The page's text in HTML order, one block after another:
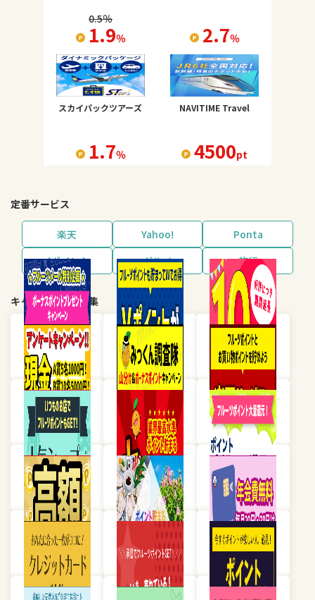
0.5％
1.9％ 2.7％
スカイパックツアーズ
1.7％
NAVITIME Travel
4500pt
定番サービス
楽天 Yahoo!
Ponta
dポイント
グルメ 旅行
キャンペーン・特集